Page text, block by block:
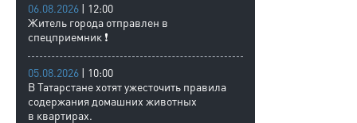
06.08.2026 | 12:00
Житель города отправлен в
спецприемник ❗
05.08.2026 | 10:00
В Татарстане хотят ужесточить правила
содержания домашних животных
в квартирах.